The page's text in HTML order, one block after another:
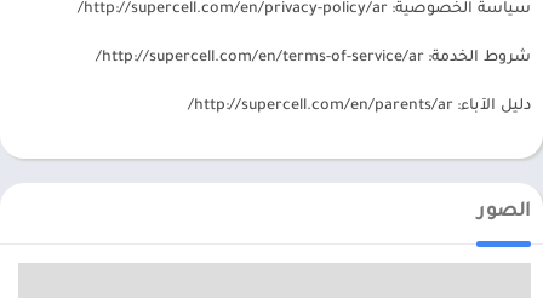
سياسة الخصوصية: http://supercell.com/en/privacy-policy/ar/
شروط الخدمة: http://supercell.com/en/terms-of-service/ar/
دليل الآباء: http://supercell.com/en/parents/ar/
الصور